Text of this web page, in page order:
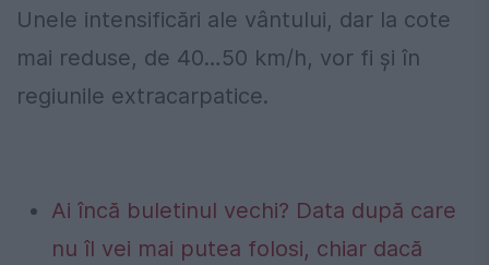
Unele intensificări ale vântului, dar la cote
mai reduse, de 40…50 km/h, vor fi și în
regiunile extracarpatice.
Ai încă buletinul vechi? Data după care
nu îl vei mai putea folosi, chiar dacă